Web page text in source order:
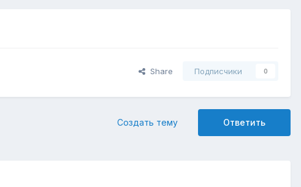
Share Подписчики 0
Ответить
Создать тему